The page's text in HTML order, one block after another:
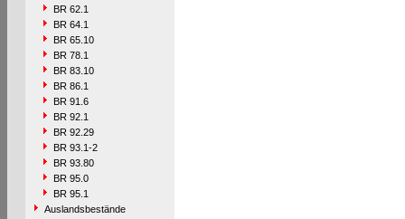
BR 62.1
BR 64.1
BR 65.10
BR 78.1
BR 83.10
BR 86.1
BR 91.6
BR 92.1
BR 92.29
BR 93.1-2
BR 93.80
BR 95.0
BR 95.1
Auslandsbestände